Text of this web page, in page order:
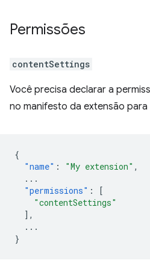
Permissões
contentSettings
Você precisa declarar a
no manifesto da extensão para
{
"name" : "My extension" ,
...
"permissions" :
[
"contentSettings"
],
...
}